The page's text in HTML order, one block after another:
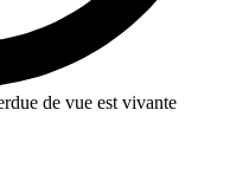
de vue est vivante